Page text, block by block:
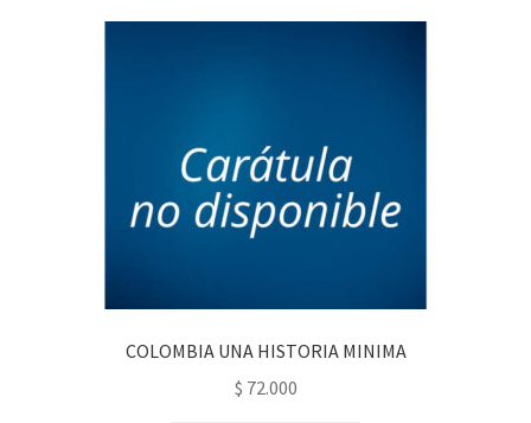
COLOMBIA UNA HISTORIA MINIMA
$ 72.000